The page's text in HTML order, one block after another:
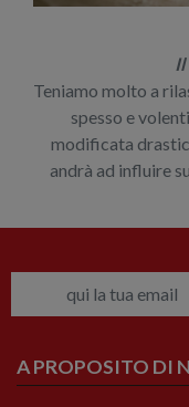
Teniamo molto a
spesso e
modificata
andrà ad influire
A PROPOSITO DI